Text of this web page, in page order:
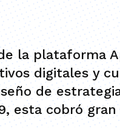
la plataforma
digitales y
de
esta cobró